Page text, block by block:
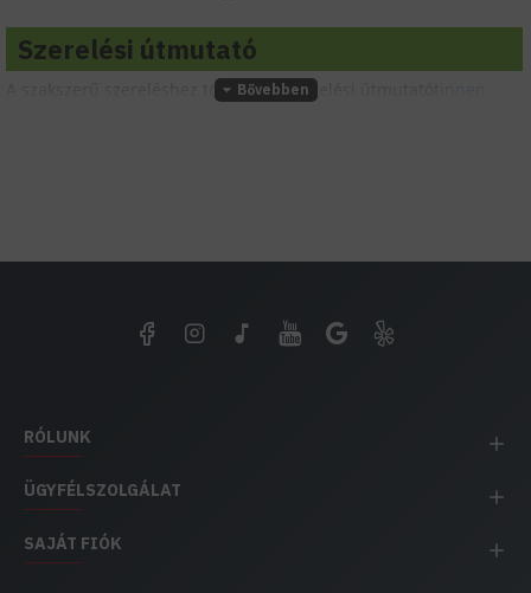
Szerelési útmutató
A szakszerű szereléshez töltsd le a szerelési útmutatót
RÓLUNK
ÜGYFÉLSZOLGÁLAT
SAJÁT FIÓK